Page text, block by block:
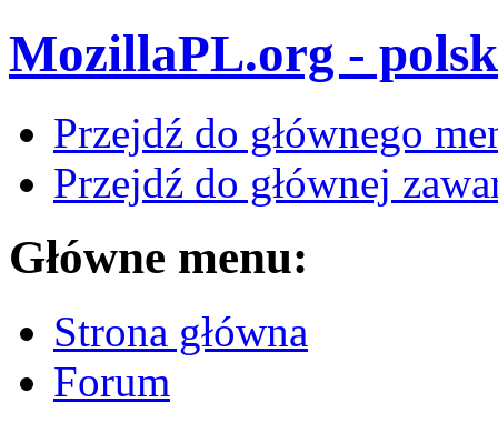
MozillaPL.org -
Przejdź do głównego
Przejdź do głównej
Główne menu:
Strona główna
Forum